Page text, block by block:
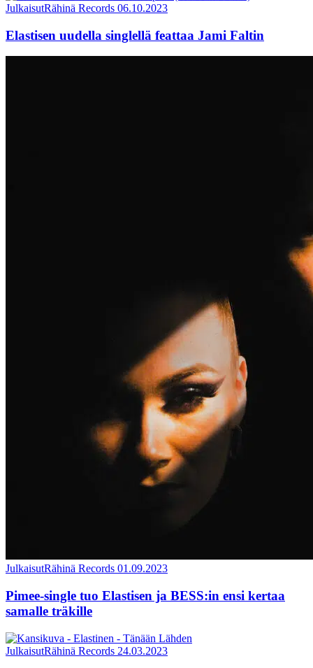
JulkaisutRähinä Records 06.10.2023
Elastisen uudella singlellä feattaa Jami Faltin
JulkaisutRähinä Records 01.09.2023
Pimee-single tuo Elastisen ja BESS:in ensi kertaa
samalle träkille
JulkaisutRähinä Records 24.03.2023